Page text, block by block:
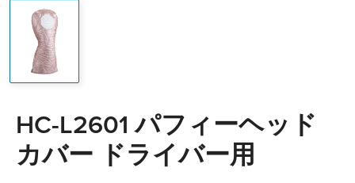
HC-L2601 パフィーヘッド
カバー ドライバー用